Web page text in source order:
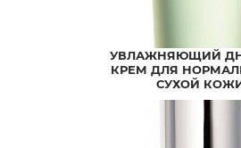
УВЛАЖНЯЮЩИЙ
КРЕМ ДЛЯ
СУХОЙ